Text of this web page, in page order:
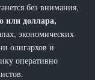
без внимания,
или доллара,
экономических
олигархов и
оперативно